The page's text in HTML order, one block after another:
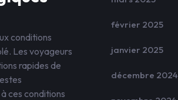
conditions
Les voyageurs
rapides de
ces conditions
février 2025
janvier 2025
décembre 2024